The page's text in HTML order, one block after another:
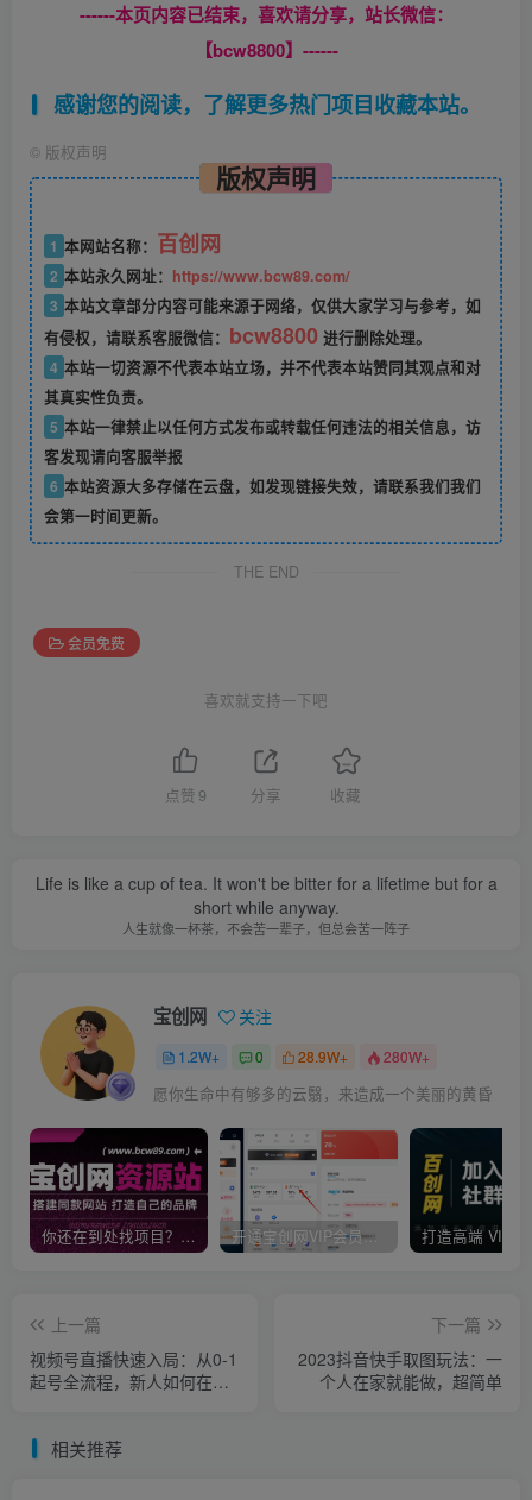
------本页内容已结束，喜欢请分享，站长微信：
【bcw8800】------
感谢您的阅读，了解更多热门项目收藏本站。
© 版权声明
版权声明
1 本网站名称： 百创网
2 本站永久网址： https://www.bcw89.com/
3 本站文章部分内容可能来源于网络，仅供大家学习与参考，如
有侵权，请联系客服微信： bcw8800 进行删除处理。
4 本站一切资源不代表本站立场，并不代表本站赞同其观点和对
其真实性负责。
5 本站一律禁止以任何方式发布或转载任何违法的相关信息，访
客发现请向客服举报
6 本站资源大多存储在云盘，如发现链接失效，请联系我们我们
会第一时间更新。
THE END
会员免费
喜欢就支持一下吧
点赞 9 分享 收藏
Life is like a cup of tea. It won't be bitter for a lifetime but for a
short while anyway.
人生就像一杯茶，不会苦一辈子，但总会苦一阵子
宝创网 关注
1.2W+ 0 28.9W+ 280W+
愿你生命中有够多的云翳，来造成一个美丽的黄昏
你还在到处找项目？还在当韭菜？我靠卖项目一个月收入5万+，曾经我也是个失败者。 开通宝创网VIP会员，尊享全站资源免费下载，享70%的推广提成！！【限时五折优惠】
上一篇
视频号直播快速入局：从0-1
起号全流程，新人如何在视
下一篇
2023抖音快手取图玩法：一
个人在家就能做，超简单
相关推荐